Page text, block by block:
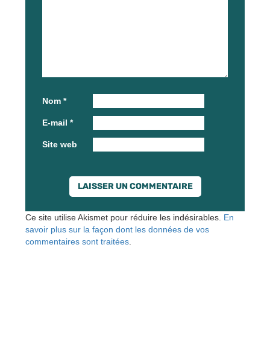
Nom *
E-mail *
Site web
Ce site utilise Akismet pour réduire les indésirables. En
savoir plus sur la façon dont les données de vos
commentaires sont traitées